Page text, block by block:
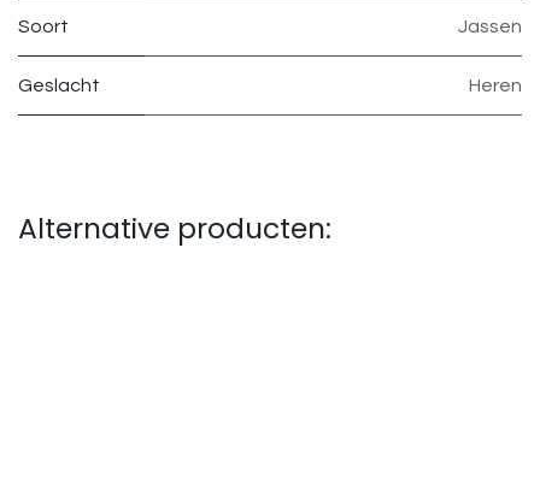
Soort Jassen
Geslacht Heren
Alternative producten: